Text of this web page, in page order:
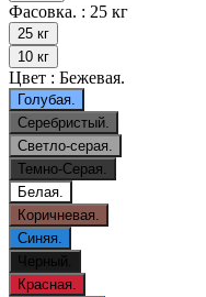
Фасовка. : 25 кг
25 кг
10 кг
Цвет : Бежевая.
Голубая.
Серебристый.
Светло-серая.
Темно-Серая.
Белая.
Коричневая.
Синяя.
Черный.
Красная.